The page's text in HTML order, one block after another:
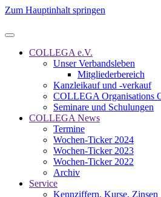
Zum Hauptinhalt springen
COLLEGA e.V.
Unser Verbandsleben
Mitgliederbereich
Kanzleikauf und -verkauf
COLLEGA Organisations
Seminare und Schulungen
COLLEGA News
Termine
Wochen-Ticker 2024
Wochen-Ticker 2023
Wochen-Ticker 2022
Archiv
Service
Kennziffern, Kurse, Zinsen